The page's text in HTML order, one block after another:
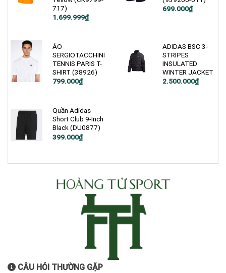
717)
Giá
1.699.999₫
Giá
1.699.999₫.
Giá
699.000₫
Giá
ÁO
SERGIOTACCHINI
TENNIS PARIS T-
SHIRT (38926)
799.000₫
ADIDAS BSC 3-
STRIPES
INSULATED
WINTER JACKET
Giá
2.500.000₫
Giá
Quần Adidas
Short Club 9-Inch
Black (DU0877)
Giá
399.000₫
Giá
399.000₫.
CÂU HỎI THƯỜNG GẶP